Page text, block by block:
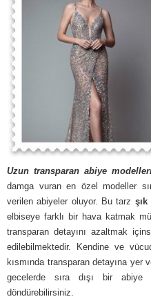
Uzun transparan abiye
damga vuran en özel modeller
verilen abiyeler oluyor. Bu tarz
elbiseye farklı bir hava katmak
transparan detayını azaltmak
edilebilmektedir. Kendine ve
kısmında transparan detayına yer
gecelerde sıra dışı bir abiye
döndürebilirsiniz.